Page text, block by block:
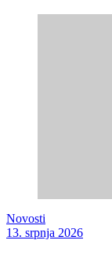
Novosti
13. srpnja 2026